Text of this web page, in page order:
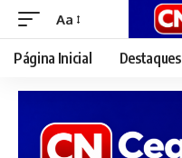
Font
Resizer
Aa
Página Inicial Destaques